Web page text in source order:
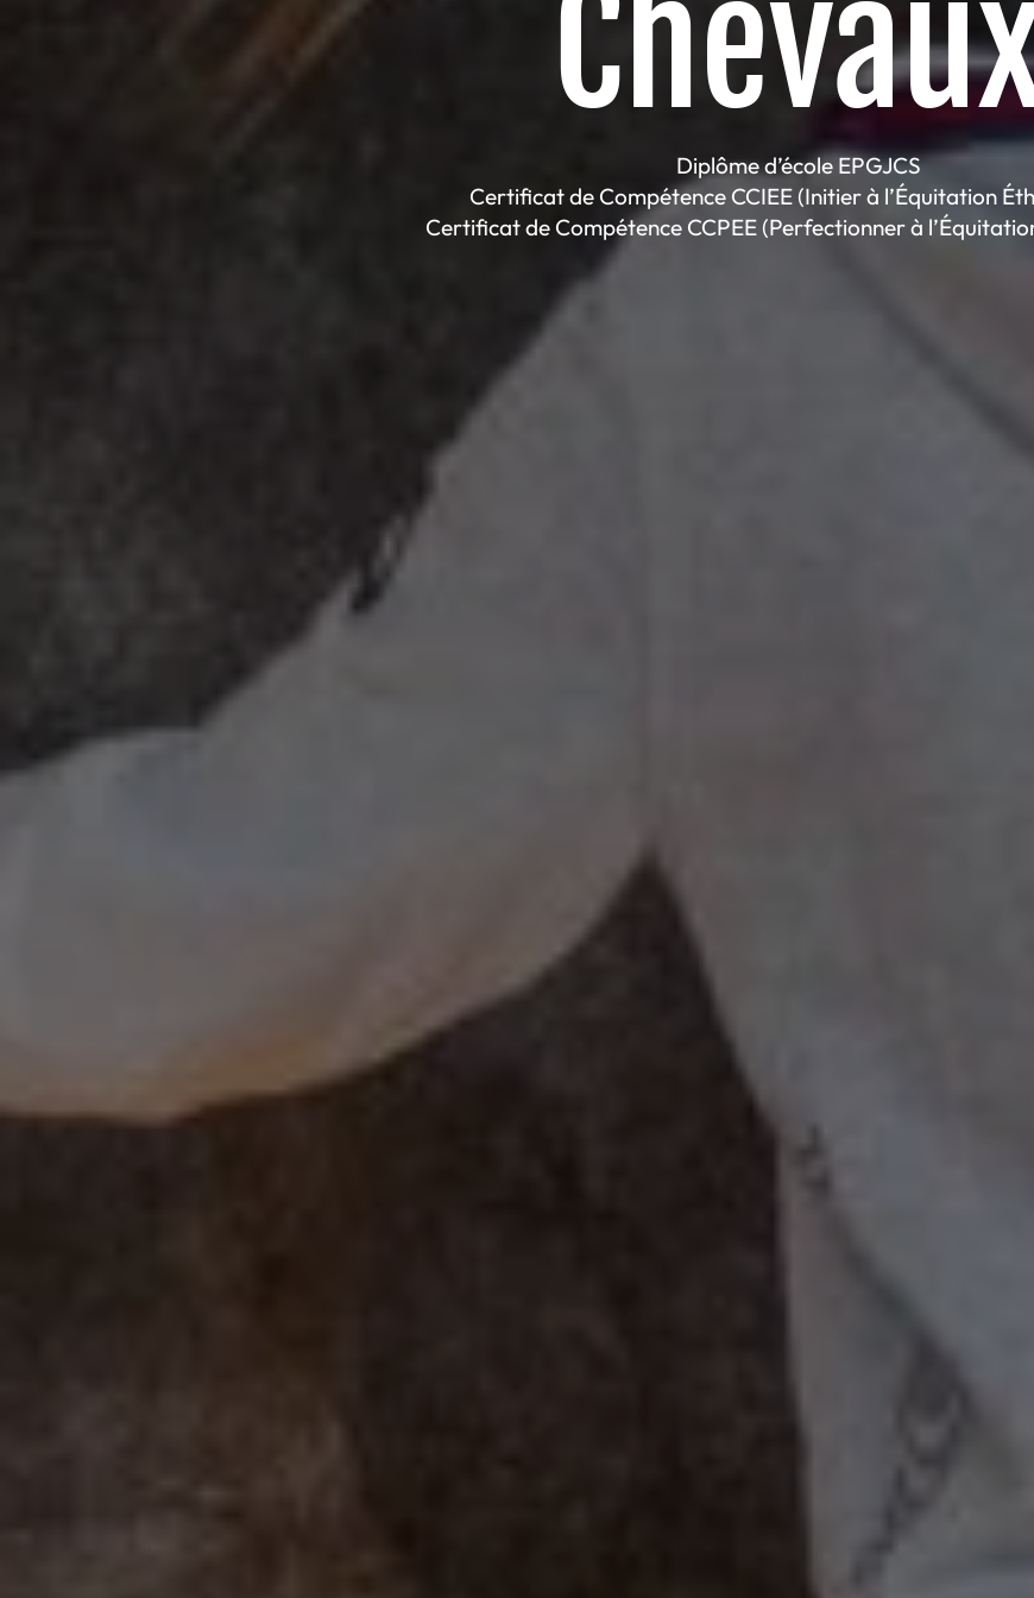
Diplôme d’école EPGJCS
Certificat de Compétence CCIEE (Initier à l’Équitation
Certificat de Compétence CCPEE (Perfectionner à